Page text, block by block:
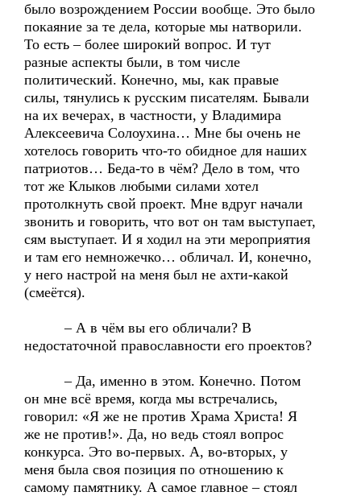
было возрождением России вообще. Это было
покаяние за те дела, которые мы натворили.
То есть – более широкий вопрос. И тут
разные аспекты были, в том числе
политический. Конечно, мы, как правые
силы, тянулись к русским писателям. Бывали
на их вечерах, в частности, у Владимира
Алексеевича Солоухина… Мне бы очень не
хотелось говорить что-то обидное для наших
патриотов… Беда-то в чём? Дело в том, что
тот же Клыков любыми силами хотел
протолкнуть свой проект. Мне вдруг начали
звонить и говорить, что вот он там выступает,
сям выступает. И я ходил на эти мероприятия
и там его немножечко… обличал. И, конечно,
у него настрой на меня был не ахти-какой
(смеётся).
– А в чём вы его обличали? В
недостаточной православности его проектов?
– Да, именно в этом. Конечно. Потом
он мне всё время, когда мы встречались,
говорил: «Я же не против Храма Христа! Я
же не против!». Да, но ведь стоял вопрос
конкурса. Это во-первых. А, во-вторых, у
меня была своя позиция по отношению к
самому памятнику. А самое главное – стоял